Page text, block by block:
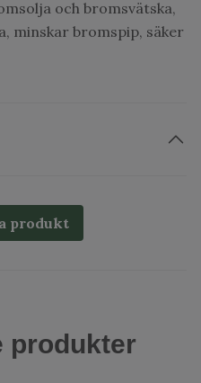
och bromsvätska,
minskar bromspip, säker
produkt
produkter